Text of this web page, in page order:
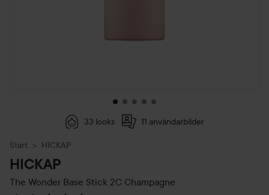
33 looks 11 användarbilder
Start HICKAP
HICKAP
The Wonder Base Stick 2C Champagne